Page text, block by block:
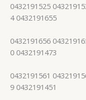
0432191525
4 0432191655
0432191656
0 0432191473
0432191561
9 0432191451